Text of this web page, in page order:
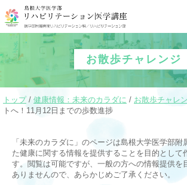
このページの本文へ
お散歩チャレンジ
現
在
置：
トップ/ 健康情報：未来のカラダに / お散歩チャレ
トへ！11月12日までの歩数進捗
「未来のカラダに」のページは島根大学医学部附
た健康に関する情報を提供することを目的として
す。閲覧は可能ですが、一般の方への情報提供を
ありませんので、あらかじめご了承ください。